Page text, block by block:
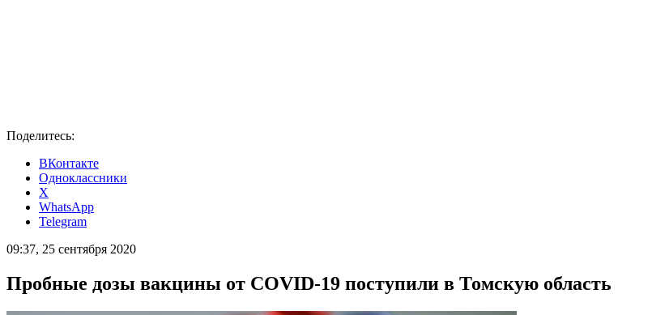
Поделитесь:
ВКонтакте
Одноклассники
X
WhatsApp
Telegram
09:37, 25 сентября 2020
Пробные дозы вакцины от COVID-19 поступили в Томскую область